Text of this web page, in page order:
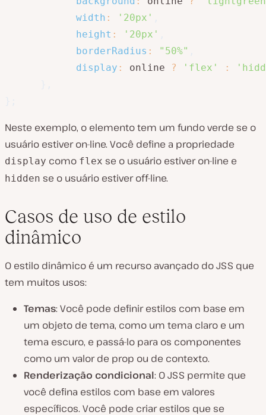
width : '20px'
height : '20px'
borderRadius : "50%"
display : online ? 'flex' :
Neste exemplo, o elemento tem um fundo verde se o
usuário estiver on-line. Você define a propriedade
display como flex se o usuário estiver on-line e
hidden se o usuário estiver off-line.
Casos de uso de estilo
dinâmico
O estilo dinâmico é um recurso avançado do JSS que
tem muitos usos:
Temas: Você pode definir estilos com base em
um objeto de tema, como um tema claro e um
tema escuro, e passá-lo para os componentes
como um valor de prop ou de contexto.
Renderização condicional: O JSS permite que
você defina estilos com base em valores
específicos. Você pode criar estilos que se